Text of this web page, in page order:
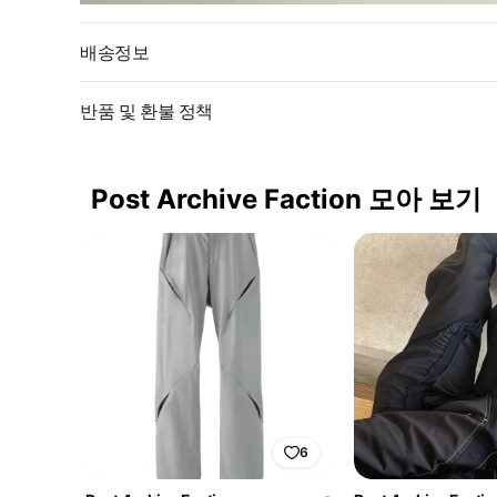
배송정보
반품 및 환불 정책
Post Archive Faction 모아 보기
6